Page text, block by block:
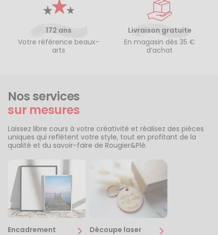
172 ans
Votre référence beaux-
arts
Livraison gratuite
En magasin dès 35 €
d’achat
Nos services
sur mesures
Laissez libre cours à votre créativité et réalisez des pièces
uniques qui reflètent votre style, tout en profitant de la
qualité et du savoir-faire de Rougier&Plé.
Encadrement Découpe laser